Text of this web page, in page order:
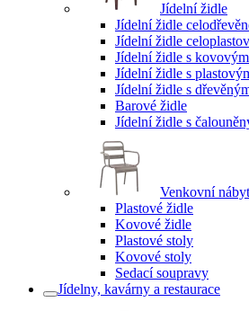
Jídelní židle
Jídelní židle
Jídelní židle
Jídelní židle s
Jídelní židle s
Jídelní židle s
Barové židle
Jídelní židle s
Venkovní
Plastové židle
Kovové židle
Plastové stoly
Kovové stoly
Sedací soupravy
Jídelny, kavárny a restaurace